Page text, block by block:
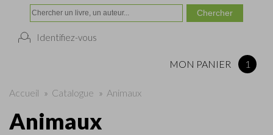
Identifiez-vous
MON PANIER 1
Accueil » Catalogue » Animaux
Animaux